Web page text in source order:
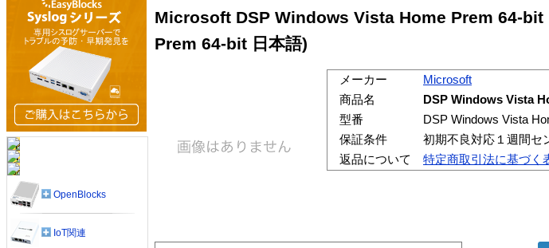
Microsoft DSP Windows Vista Home Prem 64-bit
Prem 64-bit 日本語)
メーカー
Microsoft
商品名
DSP Windows Vista
型番
DSP Windows Vista
保証条件
初期不良対応１週間セ
返品について
特定商取引法に基づく
OpenBlocks
IoT関連